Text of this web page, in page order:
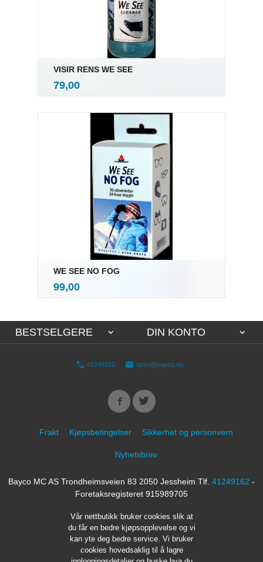
VISIR RENS WE SEE
Pris
79,00mva.
WE SEE NO FOG
Pris
99,00mva.
BESTSELGERE DIN KONTO
41249162 bjorn@bayco.no
Frakt Kjøpsbetingelser Sikkerhet og personvern
Nyhetsbrev
Bayco MC AS Trondheimsveien 83 2050 Jessheim Tlf. 41249162 -
Foretaksregisteret 915989705
Vår nettbutikk bruker cookies slik at
du får en bedre kjøpsopplevelse og vi
kan yte deg bedre service. Vi bruker
cookies hovedsaklig til å lagre